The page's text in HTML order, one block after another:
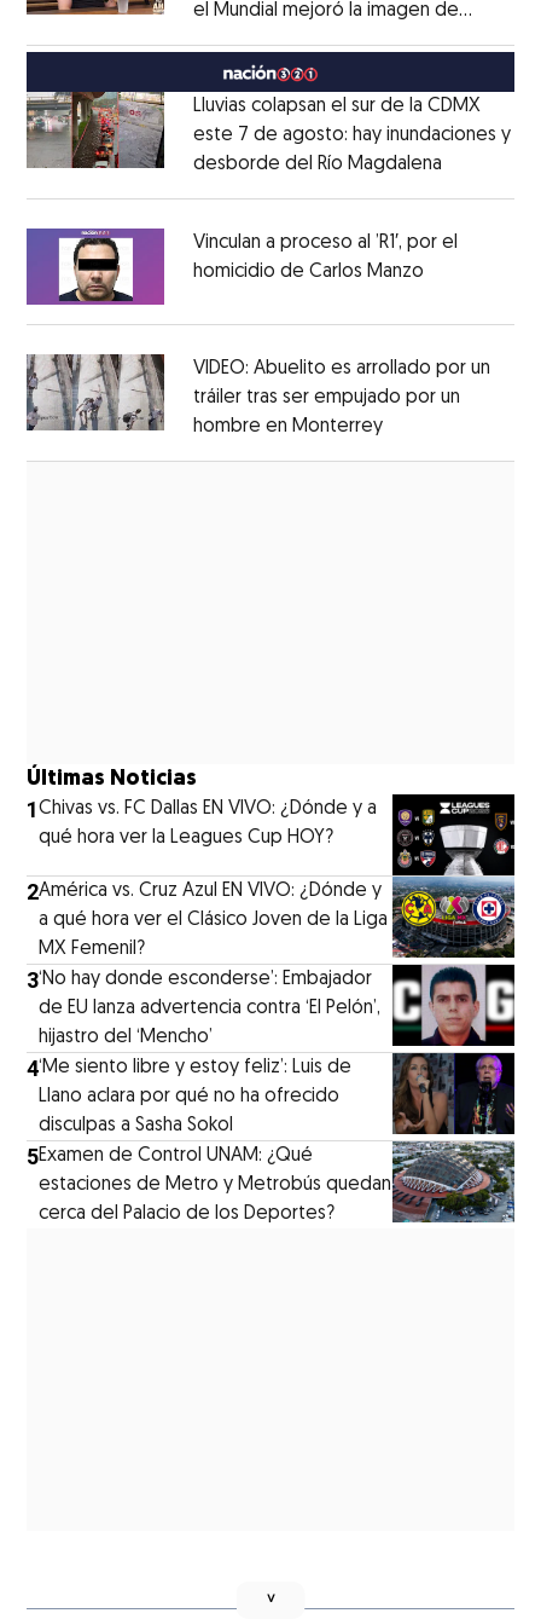
el Mundial mejoró la imagen de
Lluvias colapsan el sur de la CDMX
este 7 de agosto: hay inundaciones y
desborde del Río Magdalena
Vinculan a proceso al ’R1′, por el
homicidio de Carlos Manzo
VIDEO: Abuelito es arrollado por un
tráiler tras ser empujado por un
hombre en MonterreyOpens in new
Últimas Noticias
1Chivas vs. FC Dallas EN VIVO: ¿Dónde y a
qué hora ver la Leagues Cup HOY?
2América vs. Cruz Azul EN VIVO: ¿Dónde y
a qué hora ver el Clásico Joven de la Liga
MX Femenil?
3‘No hay donde esconderse’: Embajador
de EU lanza advertencia contra ‘El Pelón’,
hijastro del ‘Mencho’
4‘Me siento libre y estoy feliz’: Luis de
Llano aclara por qué no ha ofrecido
disculpas a Sasha Sokol
5Examen de Control UNAM: ¿Qué
estaciones de Metro y Metrobús quedan
cerca del Palacio de los Deportes?
˅